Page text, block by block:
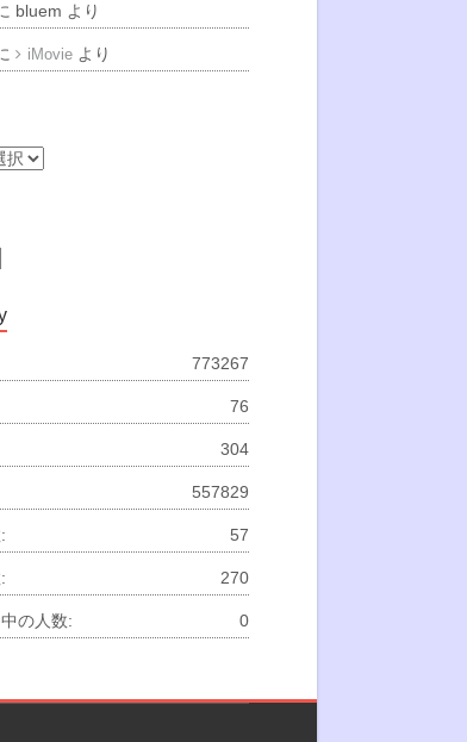
bluem より
iMovie より
773267
76
304
557829
57
270
0
の人数: